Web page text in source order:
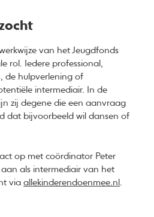
van het Jeugdfonds
rol. Iedere professional,
de hulpverlening of
intermediair. In de
zij degene die een aanvraag
dat bijvoorbeeld wil dansen of
op met coördinator Peter
als intermediair van het
viaallekinderendoenmee.nl